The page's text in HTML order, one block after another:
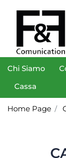
Chi Siamo
Cassa
Home Page